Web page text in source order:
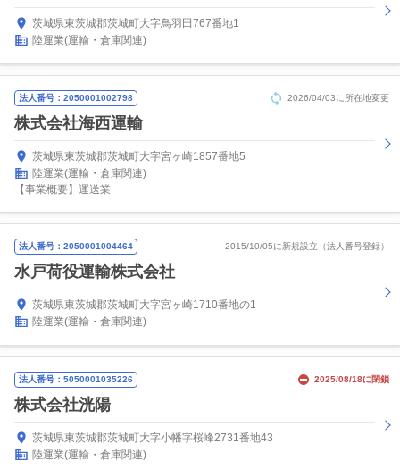
茨城県東茨城郡茨城町大字鳥羽田767番地1
陸運業(運輸・倉庫関連)
法人番号：2050001002798 2026/04/03に所在地変更
株式会社海西運輸
茨城県東茨城郡茨城町大字宮ヶ崎1857番地5
陸運業(運輸・倉庫関連)
【事業概要】運送業
法人番号：2050001004464 2015/10/05に新規設立（法人番号登録）
水戸荷役運輸株式会社
茨城県東茨城郡茨城町大字宮ヶ崎1710番地の1
陸運業(運輸・倉庫関連)
法人番号：5050001035226 2025/08/18に閉鎖
株式会社洸陽
茨城県東茨城郡茨城町大字小幡字桜峰2731番地43
陸運業(運輸・倉庫関連)